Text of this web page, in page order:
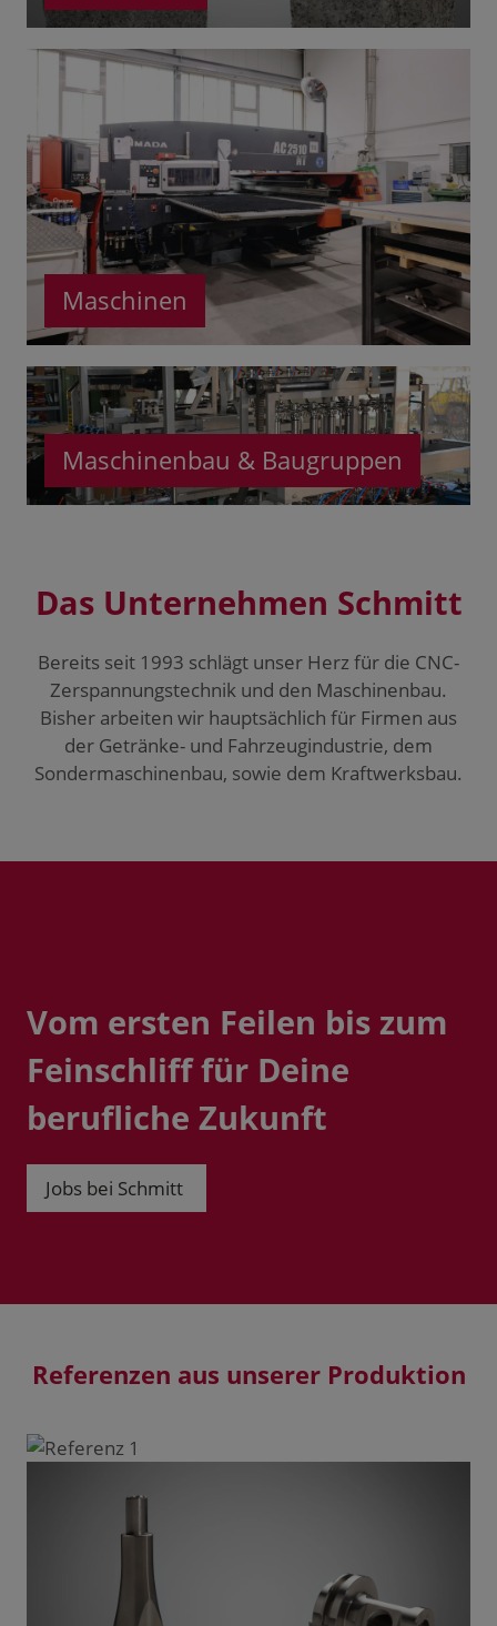
Maschinen
Maschinenbau & Baugruppen
Das Unternehmen Schmitt
Bereits seit 1993 schlägt unser Herz für die CNC-
Zerspannungstechnik und den Maschinenbau.
Bisher arbeiten wir hauptsächlich für Firmen aus
der Getränke- und Fahrzeugindustrie, dem
Sondermaschinenbau, sowie dem Kraftwerksbau.
Vom ersten Feilen bis zum
Feinschliff für Deine
berufliche Zukunft
Jobs bei Schmitt
Referenzen aus unserer Produktion